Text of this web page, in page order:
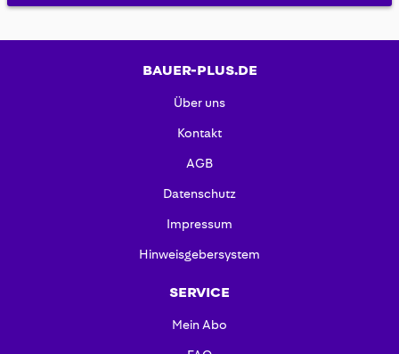
BAUER-PLUS.DE
Über uns
Kontakt
AGB
Datenschutz
Impressum
Hinweisgebersystem
SERVICE
Mein Abo